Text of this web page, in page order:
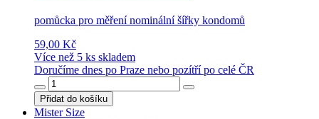
pomůcka pro měření nominální šířky kondomů
59,00 Kč
Více než 5 ks skladem
Doručíme dnes po Praze nebo pozítří po celé ČR
Přidat do košíku
Mister Size